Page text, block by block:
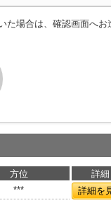
た場合は、確認画面へお
方位
詳細
*** 詳細を